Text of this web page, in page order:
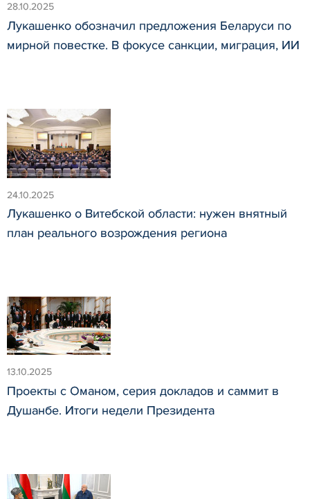
28.10.2025
Лукашенко обозначил предложения Беларуси по
мирной повестке. В фокусе санкции, миграция, ИИ
24.10.2025
Лукашенко о Витебской области: нужен внятный
план реального возрождения региона
13.10.2025
Проекты с Оманом, серия докладов и саммит в
Душанбе. Итоги недели Президента